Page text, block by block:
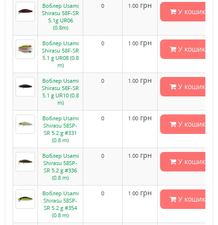
Воблер Usami
Shirasu 58F-SR
5.1g UR06
(0.8m)
0 1.00 грн
У кошик
Воблер Usami
Shirasu 58F-SR
5.1 g UR08 (0.8
m)
0 1.00 грн
У кошик
Воблер Usami
Shirasu 58F-SR
5.1 g UR10 (0.8
m)
0 1.00 грн
У кошик
Воблер Usami
Shirasu 58SP-
SR 5.2 g #331
(0.8 m)
0 1.00 грн
У кошик
Воблер Usami
Shirasu 58SP-
SR 5.2 g #336
(0.8 m)
0 1.00 грн
У кошик
Воблер Usami
Shirasu 58SP-
SR 5.2 g #354
(0.8 m)
0 1.00 грн
У кошик